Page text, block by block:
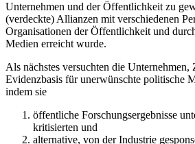
Unternehmen und der Öffentlichkeit zu
(verdeckte) Allianzen mit verschiedenen
Organisationen der Öffentlichkeit und
Medien erreicht wurde.
Als nächstes versuchten die Unternehmen,
Evidenzbasis für unerwünschte politische
indem sie
öffentliche Forschungsergebnisse
kritisierten und
alternative, von der Industrie